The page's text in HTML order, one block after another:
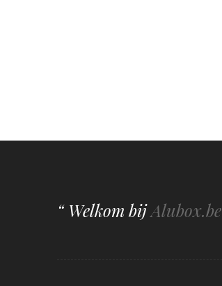
“ Welkom bijAlubox.be